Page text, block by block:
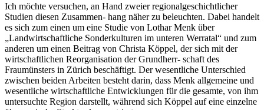
Ich möchte versuchen, an Hand zweier regionalgeschichtlicher
Studien diesen Zusammen- hang näher zu beleuchten. Dabei handelt
es sich zum einen um eine Studie von Lothar Menk über
„Landwirtschaftliche Sonderkulturen im unteren Werratal“ und zum
anderen um einen Beitrag von Christa Köppel, der sich mit der
wirtschaftlichen Reorganisation der Grundherr- schaft des
Fraumünsters in Zürich beschäftigt. Der wesentliche Unterschied
zwischen beiden Arbeiten besteht darin, dass Menk allgemeine und
wesentliche wirtschaftliche Entwicklungen für die gesamte, von ihm
untersuchte Region darstellt, während sich Köppel auf eine einzelne